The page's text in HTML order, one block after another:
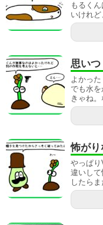
もるく
いけれど
思い
よかっ
でも水
きゃね
怖がり
やっぱ
違いし
したらま